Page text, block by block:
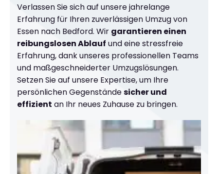
Verlassen Sie sich auf unsere jahrelange
Erfahrung für Ihren zuverlässigen Umzug von
Essen nach Bedford. Wir garantieren einen
reibungslosen Ablauf und eine stressfreie
Erfahrung, dank unseres professionellen Teams
und maßgeschneiderter Umzugslösungen.
Setzen Sie auf unsere Expertise, um Ihre
persönlichen Gegenständesicher und
effizient an Ihr neues Zuhause zu bringen.